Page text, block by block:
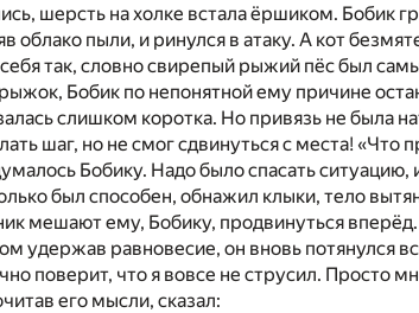
шерсть на холке встала ёршиком. Бобик
облако пыли, и ринулся в атаку. А кот
так, словно свирепый рыжий пёс был
Бобик по непонятной ему причине
слишком коротка. Но привязь не была
шаг, но не смог сдвинуться с места!
Бобику. Надо было спасать ситуацию,
был способен, обнажил клыки, тело
мешают ему, Бобику, продвинуться
удержав равновесие, он вновь потянулся
поверит, что я вовсе не струсил. Просто
его мысли, сказал: